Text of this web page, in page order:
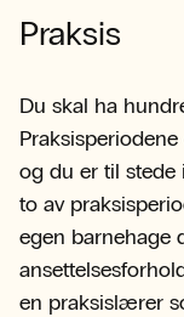
Praksis
Du skal ha
og du er til stede
to av
egen barnehage
en praksislærer